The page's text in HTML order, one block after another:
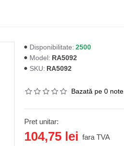
Disponibilitate: 2500
Model: RA5092
SKU: RA5092
Bazată pe 0 note.
Pret unitar:
104,75 lei fara TVA